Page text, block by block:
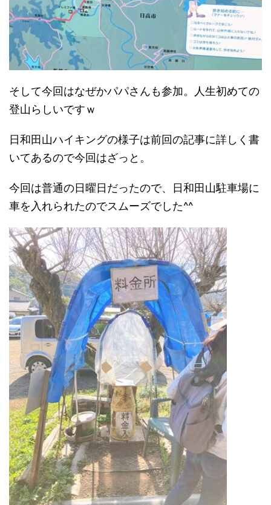
そして今回はなぜかパパさんも参加。人生初めての
登山らしいですｗ
日和田山ハイキングの様子は前回の記事に詳しく書
いてあるので今回はざっと。
今回は普通の日曜日だったので、日和田山駐車場に
車を入れられたのでスムーズでした^^